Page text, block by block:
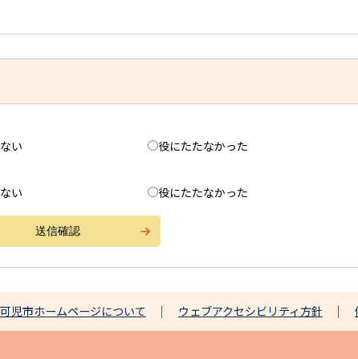
い
役にたたなかった
い 役にたたなかった
可児市ホームページについて ウェブアクセシビリティ方針